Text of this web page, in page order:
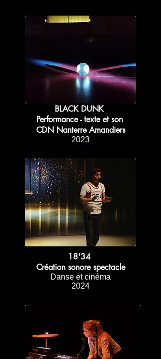
BLACK DUNK
Performance - texte et son
CDN Nanterre Amandiers
2023
18'34
Création sonore spectacle
Danse et cinéma
2024